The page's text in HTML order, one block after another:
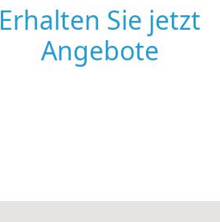
Erhalten Sie jetzt
Angebote